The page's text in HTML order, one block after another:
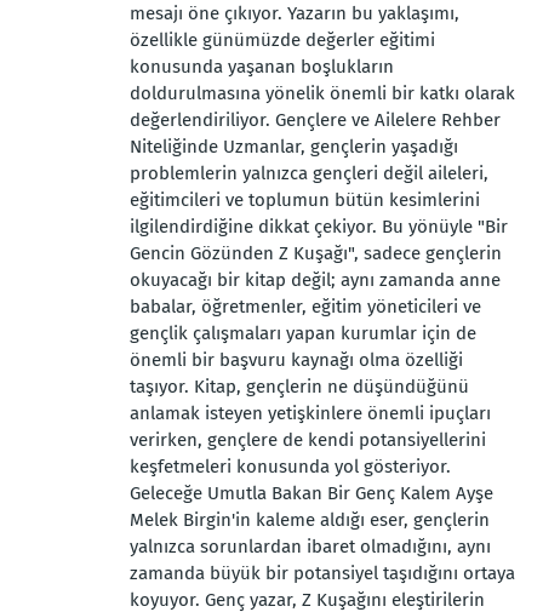
mesajı öne çıkıyor. Yazarın bu yaklaşımı,
özellikle günümüzde değerler eğitimi
konusunda yaşanan boşlukların
doldurulmasına yönelik önemli bir katkı olarak
değerlendiriliyor. Gençlere ve Ailelere Rehber
Niteliğinde Uzmanlar, gençlerin yaşadığı
problemlerin yalnızca gençleri değil aileleri,
eğitimcileri ve toplumun bütün kesimlerini
ilgilendirdiğine dikkat çekiyor. Bu yönüyle "Bir
Gencin Gözünden Z Kuşağı", sadece gençlerin
okuyacağı bir kitap değil; aynı zamanda anne
babalar, öğretmenler, eğitim yöneticileri ve
gençlik çalışmaları yapan kurumlar için de
önemli bir başvuru kaynağı olma özelliği
taşıyor. Kitap, gençlerin ne düşündüğünü
anlamak isteyen yetişkinlere önemli ipuçları
verirken, gençlere de kendi potansiyellerini
keşfetmeleri konusunda yol gösteriyor.
Geleceğe Umutla Bakan Bir Genç Kalem Ayşe
Melek Birgin'in kaleme aldığı eser, gençlerin
yalnızca sorunlardan ibaret olmadığını, aynı
zamanda büyük bir potansiyel taşıdığını ortaya
koyuyor. Genç yazar, Z Kuşağını eleştirilerin